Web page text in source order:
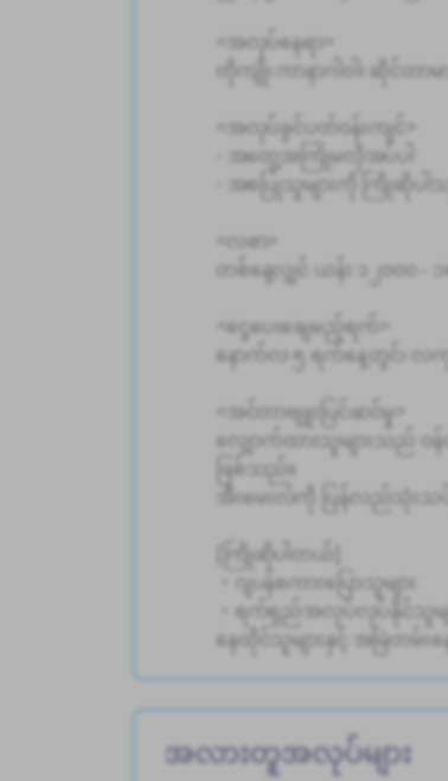
<အလုပ်နေရာ>
တိုကျို၊ ကာနာဂါဝါ၊ ဆိုင်တာ
<အလုပ်ခွင်ပတ်ဝန်းကျင်>
- အတွေ့အကြုံမလိုအပ်ပါ
- အစပြုသူများကို ကြိုဆိုပါ
<လစာ>
တစ်နေ့လျှင် ယန်း ၁၂၀၀၀ - ၁
<ငွေပေးချေမည့်ရက်>
နောက်လ ၅ ရက်နေ့တွင်၊ လကုန်
<အင်တာဗျူးပြင်ဆင်မှု>
လျှောက်ထားသူများသည်
ဖြစ်သည်။
အီးမေးလ်ကို ပြန်လည်သုံးသ
[ကြိုဆိုပါတယ်]
・ဂျပန်စကားပြောသူများ
・ရက်ရှည်အလုပ်လုပ်နိုင်သူမျာ
နေထိုင်သူများနှင့် အမြဲတမ်းန
အလားတူအလုပ်များ